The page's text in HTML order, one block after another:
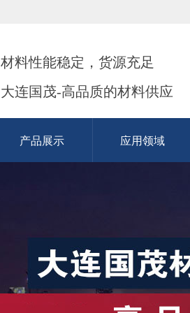
材料性能稳定，货源充足
大连国茂-高品质的材料供应
产品展示 应用领域